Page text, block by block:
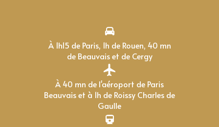
À 1h15 de Paris, 1h de Rouen, 40 mn
de Beauvais et de Cergy
À 40 mn de l'aéroport de Paris
Beauvais et à 1h de Roissy Charles de
Gaulle